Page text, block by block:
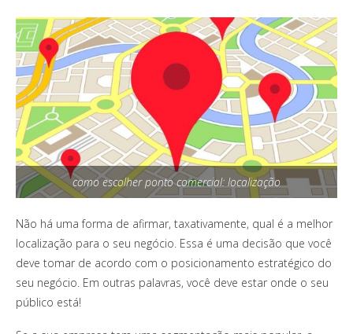
como escolher ponto comercial: localização
Não há uma forma de afirmar, taxativamente, qual é a melhor
localização para o seu negócio. Essa é uma decisão que você
deve tomar de acordo com o posicionamento estratégico do
seu negócio. Em outras palavras, você deve estar onde o seu
público está!